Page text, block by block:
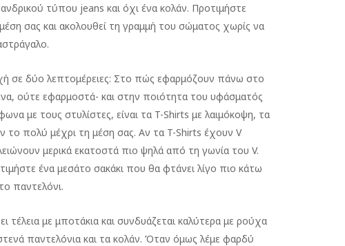
τύπου jeans και όχι ένα κολάν. Προτιμήστε
σας και ακολουθεί τη γραμμή του σώματος χωρίς να
σε δύο λεπτομέρειες: Στο πώς εφαρμόζουν πάνω στο
ούτε εφαρμοστά- και στην ποιότητα του υφάσματός
με τους στυλίστες, είναι τα T-Shirts με λαιμόκοψη, τα
το πολύ μέχρι τη μέση σας. Αν τα T-Shirts έχουν V
μερικά εκατοστά πιο ψηλά από τη γωνία του V.
ένα μεσάτο σακάκι που θα φτάνει λίγο πιο κάτω
παντελόνι.
τέλεια με μποτάκια και συνδυάζεται καλύτερα με ρούχα
παντελόνια και τα κολάν. Όταν όμως λέμε φαρδύ